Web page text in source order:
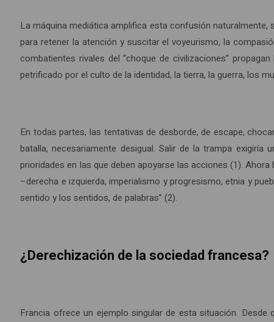
La máquina mediática amplifica esta confusión
para retener la atención y suscitar el voyeurismo, la
combatientes rivales del “choque de civilizaciones”
petrificado por el culto de la identidad, la tierra, la guerra, los
En todas partes, las tentativas de desborde, de escape,
batalla, necesariamente desigual. Salir de la trampa
prioridades en las que deben apoyarse las acciones (1).
–derecha e izquierda, imperialismo y progresismo, etnia y
sentido y los sentidos, de palabras” (2).
¿Derechización de la sociedad francesa?
Francia ofrece un ejemplo singular de esta situación.